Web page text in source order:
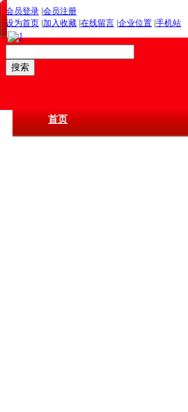
会员登录 会员注册
设为首页 加入收藏 在线留言 企业位置 手机站
首页